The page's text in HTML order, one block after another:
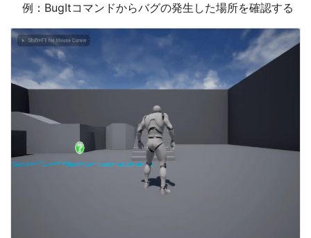
例：BugItコマンドからバグの発生した場所を確認する